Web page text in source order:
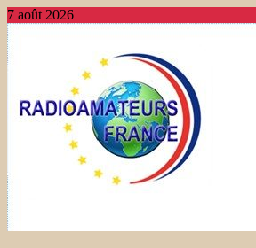
7 août 2026